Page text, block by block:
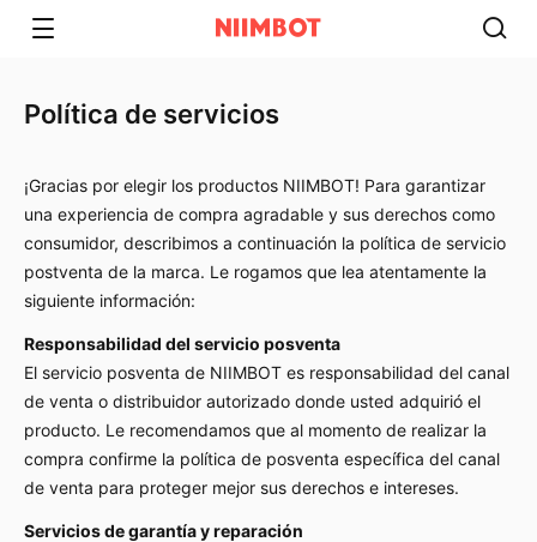
Política de servicios​
¡Gracias por elegir los productos NIIMBOT! Para garantizar
una experiencia de compra agradable y sus derechos como
consumidor, describimos a continuación la política de servicio
postventa de la marca. Le rogamos que lea atentamente la
siguiente información:
Responsabilidad del servicio posventa
El servicio posventa de NIIMBOT es responsabilidad del canal
de venta o distribuidor autorizado donde usted adquirió el
producto. Le recomendamos que al momento de realizar la
compra confirme la política de posventa específica del canal
de venta para proteger mejor sus derechos e intereses.
Servicios de garantía y reparación